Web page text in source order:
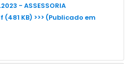
- ASSESSORIA
(481 KB) >>> (Publicado em